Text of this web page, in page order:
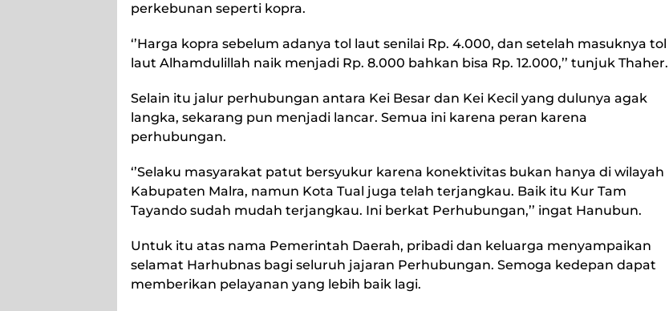
perkebunan seperti kopra.
‘’Harga kopra sebelum adanya tol laut senilai Rp. 4.000, dan setelah masuknya tol
laut Alhamdulillah naik menjadi Rp. 8.000 bahkan bisa Rp. 12.000,’’ tunjuk Thaher.
Selain itu jalur perhubungan antara Kei Besar dan Kei Kecil yang dulunya agak
langka, sekarang pun menjadi lancar. Semua ini karena peran karena
perhubungan.
‘’Selaku masyarakat patut bersyukur karena konektivitas bukan hanya di wilayah
Kabupaten Malra, namun Kota Tual juga telah terjangkau. Baik itu Kur Tam
Tayando sudah mudah terjangkau. Ini berkat Perhubungan,’’ ingat Hanubun.
Untuk itu atas nama Pemerintah Daerah, pribadi dan keluarga menyampaikan
selamat Harhubnas bagi seluruh jajaran Perhubungan. Semoga kedepan dapat
memberikan pelayanan yang lebih baik lagi.